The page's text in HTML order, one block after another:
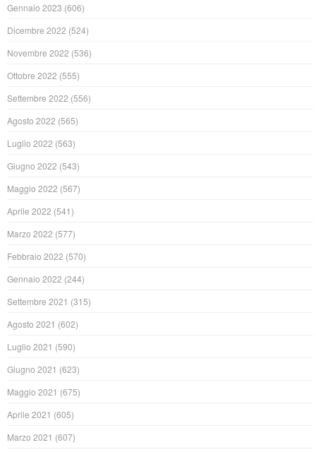
Gennaio 2023 (606)
Dicembre 2022 (524)
Novembre 2022 (536)
Ottobre 2022 (555)
Settembre 2022 (556)
Agosto 2022 (565)
Luglio 2022 (563)
Giugno 2022 (543)
Maggio 2022 (567)
Aprile 2022 (541)
Marzo 2022 (577)
Febbraio 2022 (570)
Gennaio 2022 (244)
Settembre 2021 (315)
Agosto 2021 (602)
Luglio 2021 (590)
Giugno 2021 (623)
Maggio 2021 (675)
Aprile 2021 (605)
Marzo 2021 (607)